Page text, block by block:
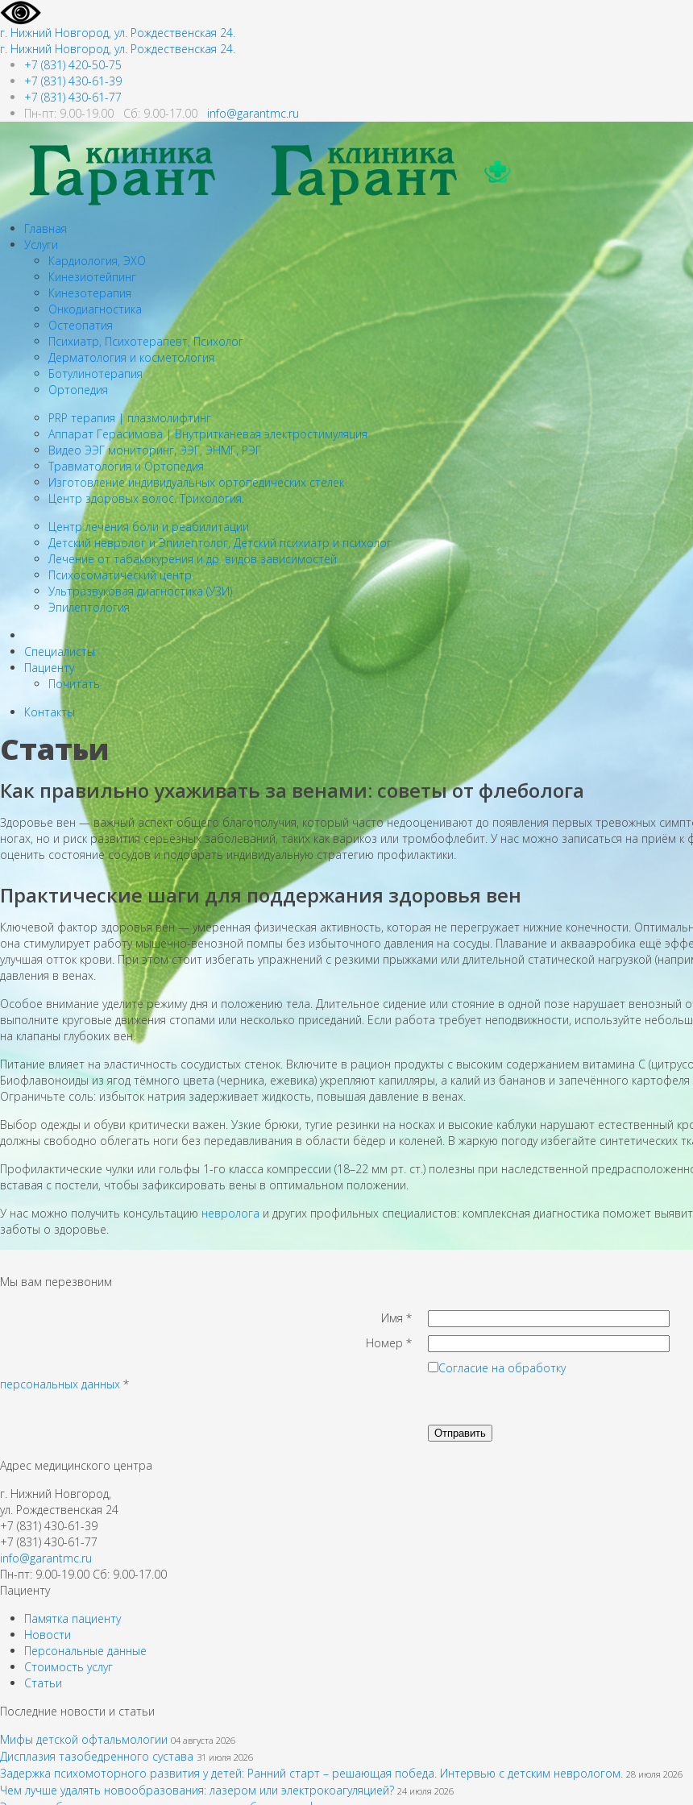
г. Нижний Новгород, ул. Рождественская 24.
г. Нижний Новгород, ул. Рождественская 24.
+7 (831) 420-50-75
+7 (831) 430-61-39
+7 (831) 430-61-77
Пн-пт: 9.00-19.00 Сб: 9.00-17.00 info@garantmc.ru
Главная
Услуги
Кардиология, ЭХО
Кинезиотейпинг
Кинезотерапия
Онкодиагностика
Остеопатия
Психиатр, Психотерапевт, Психолог
Дерматология и косметология
Ботулинотерапия
Ортопедия
PRP терапия | плазмолифтинг
Аппарат Герасимова | Внутритканевая электростимуляция
Видео ЭЭГ мониторинг, ЭЭГ, ЭНМГ, РЭГ
Травматология и Ортопедия
Изготовление индивидуальных ортопедических стелек
Центр здоровых волос. Трихология.
Центр лечения боли и реабилитации
Детский невролог и Эпилептолог, Детский психиатр и психолог
Лечение от табакокурения и др. видов зависимостей
Психосоматический центр
Ультразвуковая диагностика (УЗИ)
Эпилептология
Специалисты
Пациенту
Почитать
Контакты
Статьи
Как правильно ухаживать за венами: советы от флеболога
Здоровье вен — важный аспект общего благополучия, который часто недооценивают до появления первых тревожных
ногах, но и риск развития серьёзных заболеваний, таких как варикоз или тромбофлебит. У нас можно записаться на приём к
оценить состояние сосудов и подобрать индивидуальную стратегию профилактики.
Практические шаги для поддержания здоровья вен
Ключевой фактор здоровья вен — умеренная физическая активность, которая не перегружает нижние конечности.
она стимулирует работу мышечно-венозной помпы без избыточного давления на сосуды. Плавание и аквааэробика ещё
улучшая отток крови. При этом стоит избегать упражнений с резкими прыжками или длительной статической нагрузкой
давления в венах.
Особое внимание уделите режиму дня и положению тела. Длительное сидение или стояние в одной позе нарушает венозный
выполните круговые движения стопами или несколько приседаний. Если работа требует неподвижности, используйте
на клапаны глубоких вен.
Питание влияет на эластичность сосудистых стенок. Включите в рацион продукты с высоким содержанием витамина C
Биофлавоноиды из ягод тёмного цвета (черника, ежевика) укрепляют капилляры, а калий из бананов и запечённого
Ограничьте соль: избыток натрия задерживает жидкость, повышая давление в венах.
Выбор одежды и обуви критически важен. Узкие брюки, тугие резинки на носках и высокие каблуки нарушают естественный
должны свободно облегать ноги без передавливания в области бёдер и коленей. В жаркую погоду избегайте синтетических
Профилактические чулки или гольфы 1-го класса компрессии (18–22 мм рт. ст.) полезны при наследственной
вставая с постели, чтобы зафиксировать вены в оптимальном положении.
У нас можно получить консультацию невролога и других профильных специалистов: комплексная диагностика поможет
заботы о здоровье.
Мы вам перезвоним
Имя *
Номер *
Согласие на обработку
персональных данных *
Адрес медицинского центра
г. Нижний Новгород,
ул. Рождественская 24
+7 (831) 430-61-39
+7 (831) 430-61-77
info@garantmc.ru
Пн-пт: 9.00-19.00 Сб: 9.00-17.00
Пациенту
Памятка пациенту
Новости
Персональные данные
Стоимость услуг
Статьи
Последние новости и статьи
Мифы детской офтальмологии 04 августа 2026
Дисплазия тазобедренного сустава 31 июля 2026
Задержка психомоторного развития у детей: Ранний старт – решающая победа. Интервью с детским неврологом. 28 июля 2026
Чем лучше удалять новообразования: лазером или электрокоагуляцией? 24 июля 2026